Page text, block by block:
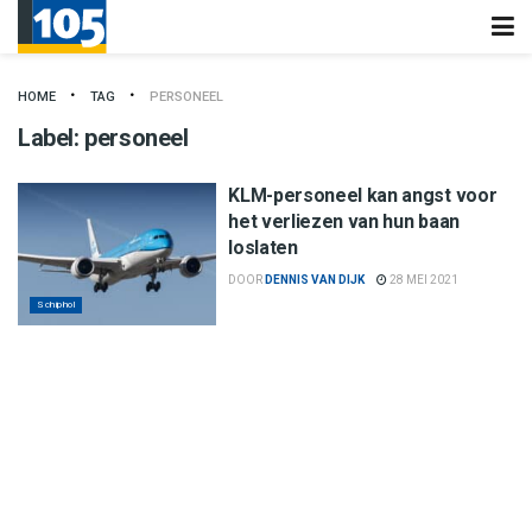
HOME TAG PERSONEEL
Label: personeel
Schiphol
KLM-personeel kan angst voor
het verliezen van hun baan
loslaten
DOOR DENNIS VAN DIJK 28 MEI 2021